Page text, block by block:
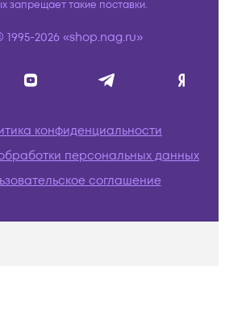
запрещает такие поставки.
1995-2026 «shop.nag.ru»
конфиденциальности
персональных данных
соглашение